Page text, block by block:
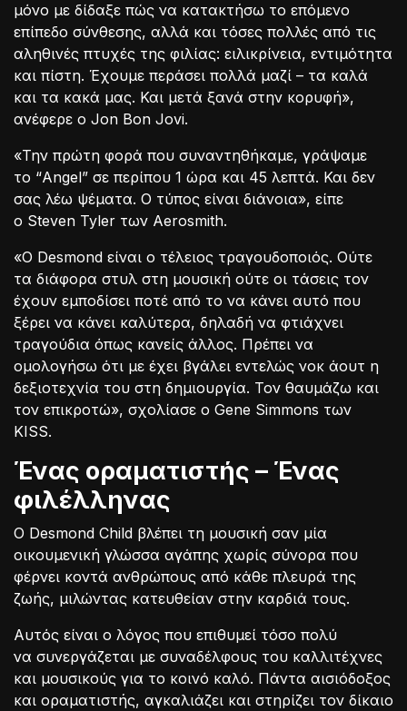
μόνο με δίδαξε πώς να κατακτήσω το επόμενο
επίπεδο σύνθεσης, αλλά και τόσες πολλές από τις
αληθινές πτυχές της φιλίας: ειλικρίνεια, εντιμότητα
και πίστη. Έχουμε περάσει πολλά μαζί – τα καλά
και τα κακά μας. Και μετά ξανά στην κορυφή»,
ανέφερε ο Jon Bon Jovi.
«Την πρώτη φορά που συναντηθήκαμε, γράψαμε
το “Angel” σε περίπου 1 ώρα και 45 λεπτά. Και δεν
σας λέω ψέματα. Ο τύπος είναι διάνοια», είπε
ο Steven Tyler των Aerosmith.
«O Desmond είναι ο τέλειος τραγουδοποιός. Ούτε
τα διάφορα στυλ στη μουσική ούτε οι τάσεις τον
έχουν εμποδίσει ποτέ από το να κάνει αυτό που
ξέρει να κάνει καλύτερα, δηλαδή να φτιάχνει
τραγούδια όπως κανείς άλλος. Πρέπει να
ομολογήσω ότι με έχει βγάλει εντελώς νοκ άουτ η
δεξιοτεχνία του στη δημιουργία. Τον θαυμάζω και
τον επικροτώ», σχολίασε ο Gene Simmons των
KISS.
Ένας οραματιστής – Ένας
φιλέλληνας
Ο Desmond Child βλέπει τη μουσική σαν μία
οικουμενική γλώσσα αγάπης χωρίς σύνορα που
φέρνει κοντά ανθρώπους από κάθε πλευρά της
ζωής, μιλώντας κατευθείαν στην καρδιά τους.
Αυτός είναι ο λόγος που επιθυμεί τόσο πολύ
να συνεργάζεται με συναδέλφους του καλλιτέχνες
και μουσικούς για το κοινό καλό. Πάντα αισιόδοξος
και οραματιστής, αγκαλιάζει και στηρίζει τον δίκαιο